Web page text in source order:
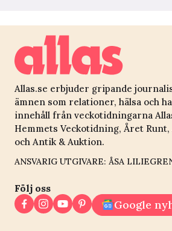
Allas.se erbjuder gripande
ämnen som relationer, hälsa och
innehåll från veckotidningarna
Hemmets Veckotidning, Året
och Antik & Auktion.
ANSVARIG UTGIVARE: ÅSA
Följ oss
Google